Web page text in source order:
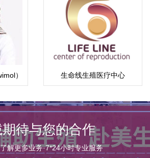
） 生命线生殖医疗中心
待与您的合作
解更多业务·7*24小时专业服务